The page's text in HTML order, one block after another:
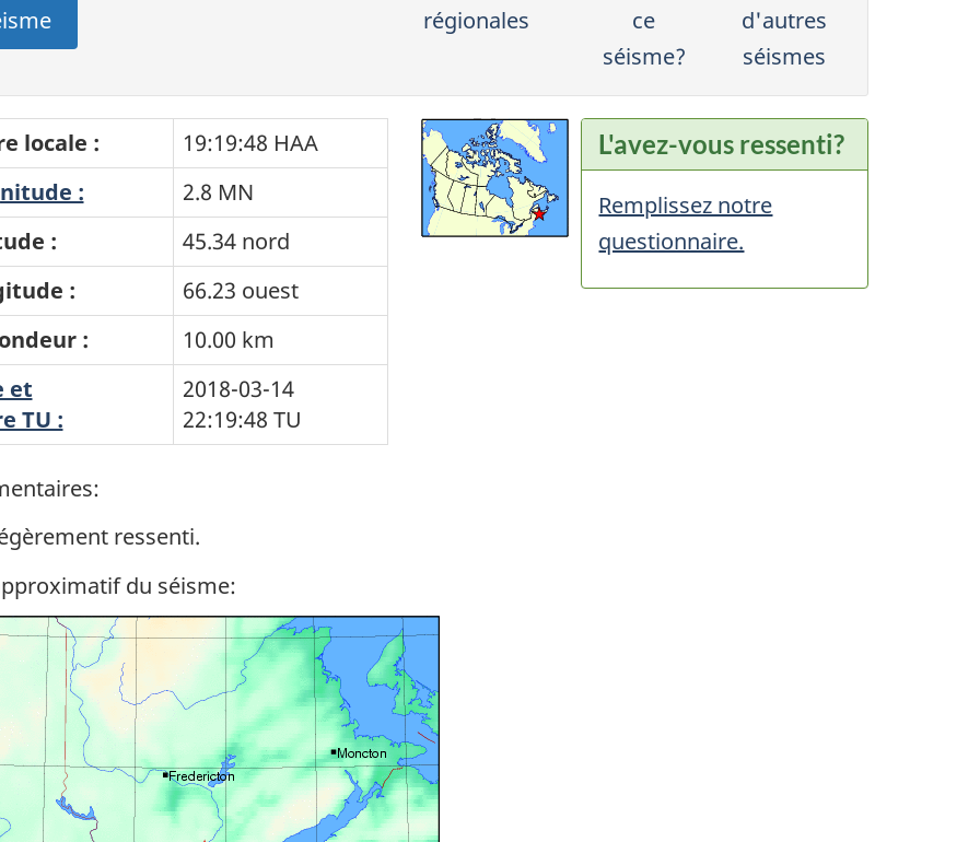
régionales
ce
séisme?
d'autres
séismes
locale :
19:19:48 HAA
:
2.8 MN
:
45.34 nord
:
66.23 ouest
:
10.00 km
et
TU :
2018-03-14
22:19:48 TU
L'avez-vous ressenti?
Remplissez notre
questionnaire.
ressenti.
du séisme: